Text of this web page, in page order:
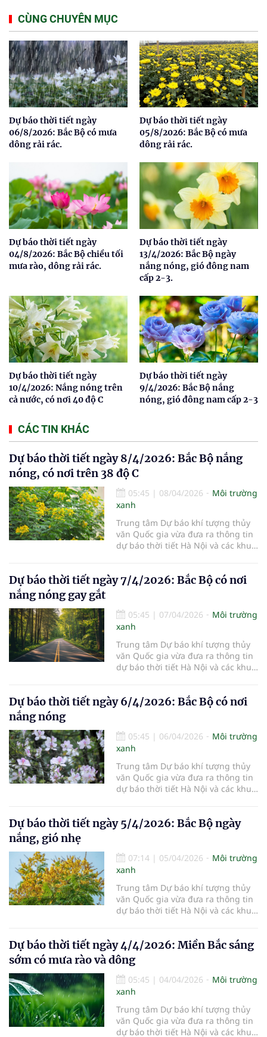
CÙNG CHUYÊN MỤC
Dự báo thời tiết ngày
06/8/2026: Bắc Bộ có mưa
dông rải rác.
Dự báo thời tiết ngày
05/8/2026: Bắc Bộ có mưa
dông rải rác.
Dự báo thời tiết ngày
04/8/2026: Bắc Bộ chiều tối
mưa rào, dông rải rác.
Dự báo thời tiết ngày
13/4/2026: Bắc Bộ ngày
nắng nóng, gió đông nam
cấp 2-3.
Dự báo thời tiết ngày
10/4/2026: Nắng nóng trên
cả nước, có nơi 40 độ C
Dự báo thời tiết ngày
9/4/2026: Bắc Bộ nắng
nóng, gió đông nam cấp 2-3
CÁC TIN KHÁC
Dự báo thời tiết ngày 8/4/2026: Bắc Bộ nắng
nóng, có nơi trên 38 độ C
05:45 | 08/04/2026
Môi trường
xanh
Trung tâm Dự báo khí tượng thủy
văn Quốc gia vừa đưa ra thông tin
dự báo thời tiết Hà Nội và các khu
Dự báo thời tiết ngày 7/4/2026: Bắc Bộ có nơi
nắng nóng gay gắt
05:45 | 07/04/2026
Môi trường
xanh
Trung tâm Dự báo khí tượng thủy
văn Quốc gia vừa đưa ra thông tin
dự báo thời tiết Hà Nội và các khu
Dự báo thời tiết ngày 6/4/2026: Bắc Bộ có nơi
nắng nóng
05:45 | 06/04/2026
Môi trường
xanh
Trung tâm Dự báo khí tượng thủy
văn Quốc gia vừa đưa ra thông tin
dự báo thời tiết Hà Nội và các khu
Dự báo thời tiết ngày 5/4/2026: Bắc Bộ ngày
nắng, gió nhẹ
07:14 | 05/04/2026
Môi trường
xanh
Trung tâm Dự báo khí tượng thủy
văn Quốc gia vừa đưa ra thông tin
dự báo thời tiết Hà Nội và các khu
Dự báo thời tiết ngày 4/4/2026: Miền Bắc sáng
sớm có mưa rào và dông
05:45 | 04/04/2026
Môi trường
xanh
Trung tâm Dự báo khí tượng thủy
văn Quốc gia vừa đưa ra thông tin
dự báo thời tiết Hà Nội và các khu